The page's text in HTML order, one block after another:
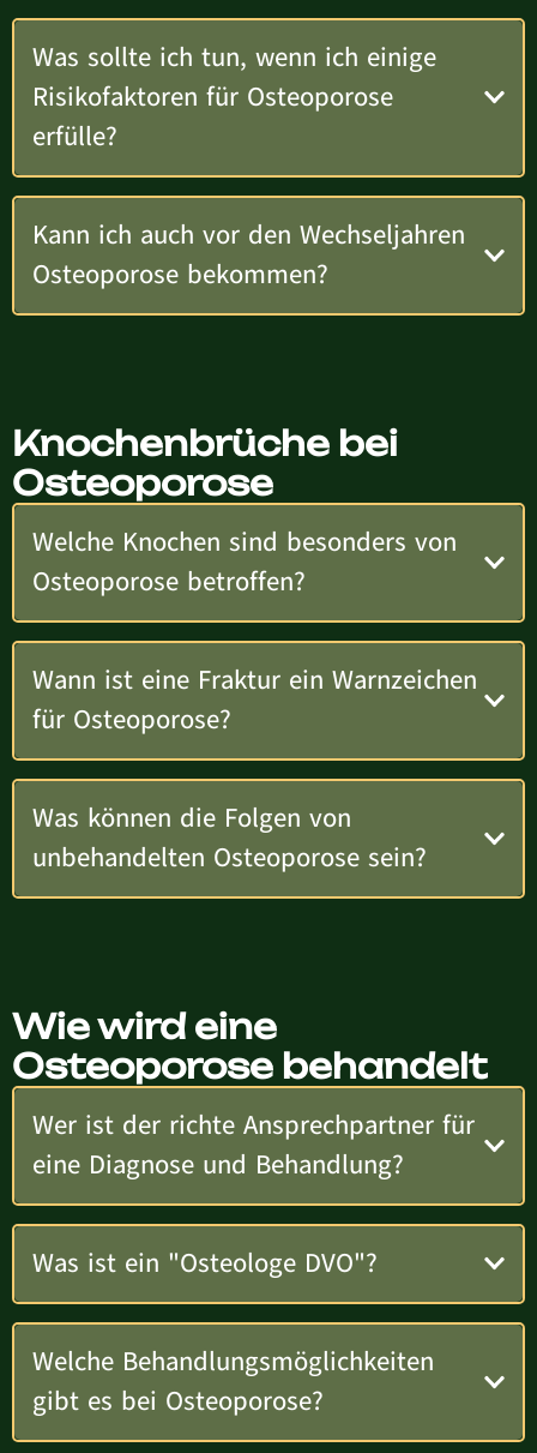
Was sollte ich tun, wenn ich einige
Risikofaktoren für Osteoporose
erfülle?
Kann ich auch vor den Wechseljahren
Osteoporose bekommen?
Knochenbrüche bei
Osteoporose
Welche Knochen sind besonders von
Osteoporose betroffen?
Wann ist eine Fraktur ein Warnzeichen
für Osteoporose?
Was können die Folgen von
unbehandelten Osteoporose sein?
Wie wird eine
Osteoporose behandelt
Wer ist der richte Ansprechpartner für
eine Diagnose und Behandlung?
Was ist ein "Osteologe DVO"?
Welche Behandlungsmöglichkeiten
gibt es bei Osteoporose?